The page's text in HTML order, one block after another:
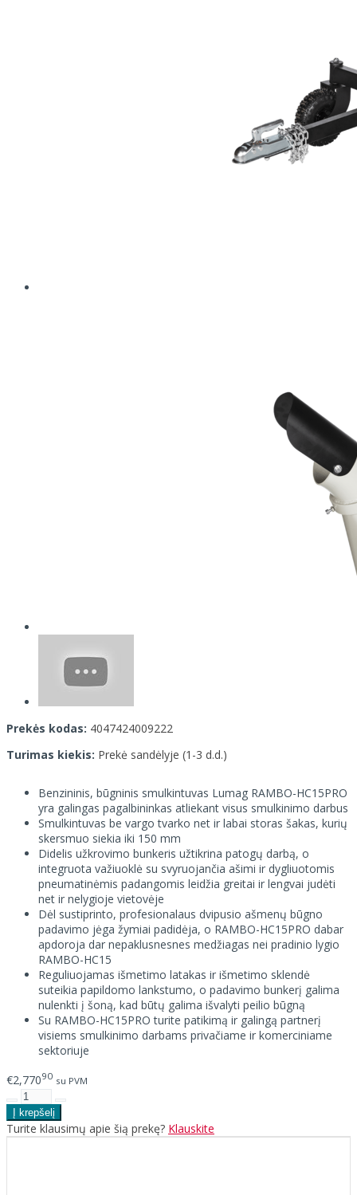
Prekės kodas: 4047424009222
Turimas kiekis: Prekė sandėlyje (1-3 d.d.)
Benzininis, būgninis smulkintuvas Lumag RAMBO-HC15PRO
yra galingas pagalbininkas atliekant visus smulkinimo darbus
Smulkintuvas be vargo tvarko net ir labai storas šakas, kurių
skersmuo siekia iki 150 mm
Didelis užkrovimo bunkeris užtikrina patogų darbą, o
integruota važiuoklė su svyruojančia ašimi ir dygliuotomis
pneumatinėmis padangomis leidžia greitai ir lengvai judėti
net ir nelygioje vietovėje
Dėl sustiprinto, profesionalaus dvipusio ašmenų būgno
padavimo jėga žymiai padidėja, o RAMBO-HC15PRO dabar
apdoroja dar nepaklusnesnes medžiagas nei pradinio lygio
RAMBO-HC15
Reguliuojamas išmetimo latakas ir išmetimo sklendė
suteikia papildomo lankstumo, o padavimo bunkerį galima
nulenkti į šoną, kad būtų galima išvalyti peilio būgną
Su RAMBO-HC15PRO turite patikimą ir galingą partnerį
visiems smulkinimo darbams privačiame ir komerciniame
sektoriuje
€2,77090 su PVM
Turite klausimų apie šią prekę? Klauskite